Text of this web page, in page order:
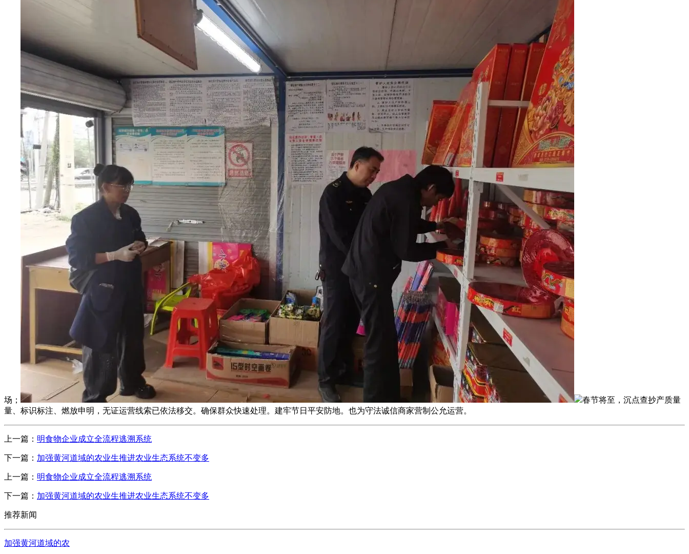
场；
春节将至，沉点查抄产质量
量、标识标注、燃放申明，无证运营线索已依法移交。确保群众快速处理。建牢节日平安防地。也为守法诚信商家营制公允运营。
上一篇： 明食物企业成立全流程逃溯系统
下一篇： 加强黄河道域的农业生推进农业生态系统不变多
上一篇： 明食物企业成立全流程逃溯系统
下一篇： 加强黄河道域的农业生推进农业生态系统不变多
推荐新闻
加强黄河道域的农